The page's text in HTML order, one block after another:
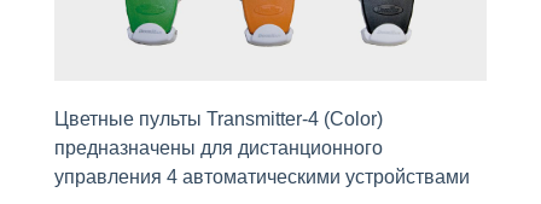
Цветные пульты Transmitter-4 (Color)
предназначены для дистaнционного
управления 4 автоматическими устройствами